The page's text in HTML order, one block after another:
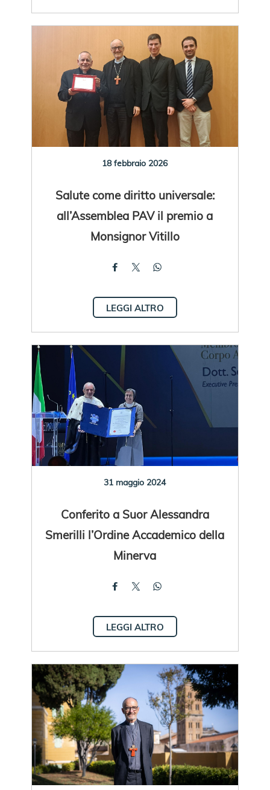
18 febbraio 2026
Salute come diritto universale:
all’Assemblea PAV il premio a
Monsignor Vitillo
LEGGI ALTRO
31 maggio 2024
Conferito a Suor Alessandra
Smerilli l’Ordine Accademico della
Minerva
LEGGI ALTRO